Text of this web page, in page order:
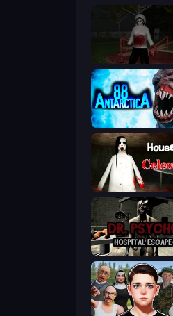
Antarctica 88
House of Celestina